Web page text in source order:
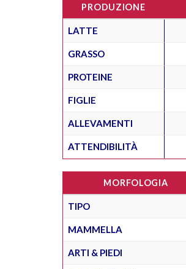
PRODUZIONE
LATTE
GRASSO
PROTEINE
FIGLIE
ALLEVAMENTI
ATTENDIBILITÀ
MORFOLOGIA
TIPO
MAMMELLA
ARTI & PIEDI